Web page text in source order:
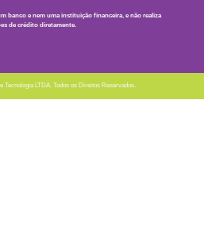
banco e nem uma instituição financeira, e não realiza
de crédito diretamente.
Tecnologia LTDA. Todos os Direitos Reservados.